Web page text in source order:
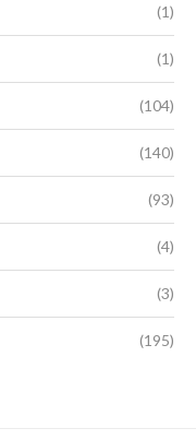
(1)
(1)
(104)
(140)
(93)
(4)
(3)
(195)